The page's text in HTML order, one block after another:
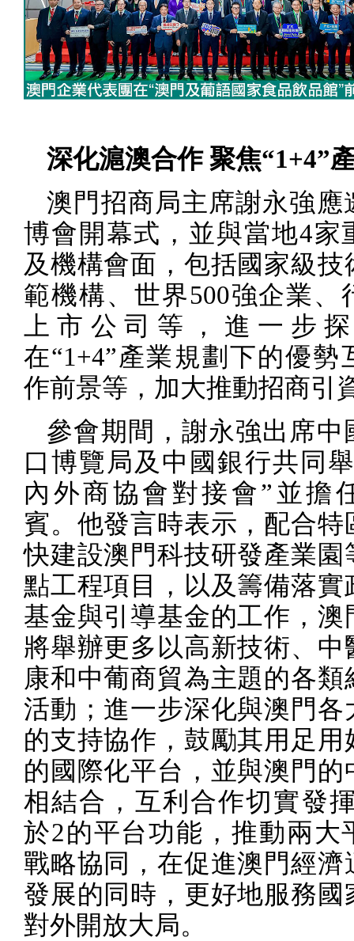
深化滬澳合作 聚焦“1+4”
澳門招商局主席謝永強應
博會開幕式，並與當地4家
及機構會面，包括國家級技
範機構、世界500強企業、
上市公司等，進一步
在“1+4”產業規劃下的優勢
作前景等，加大推動招商引
參會期間，謝永強出席中
口博覽局及中國銀行共同
內外商協會對接會”並擔
賓。他發言時表示，配合特
快建設澳門科技研發產業園
點工程項目，以及籌備落實
基金與引導基金的工作，澳
將舉辦更多以高新技術、中
康和中葡商貿為主題的各類
活動；進一步深化與澳門各
的支持協作，鼓勵其用足用
的國際化平台，並與澳門的
相結合，互利合作切實發
於2的平台功能，推動兩大
戰略協同，在促進澳門經濟
發展的同時，更好地服務國
對外開放大局。